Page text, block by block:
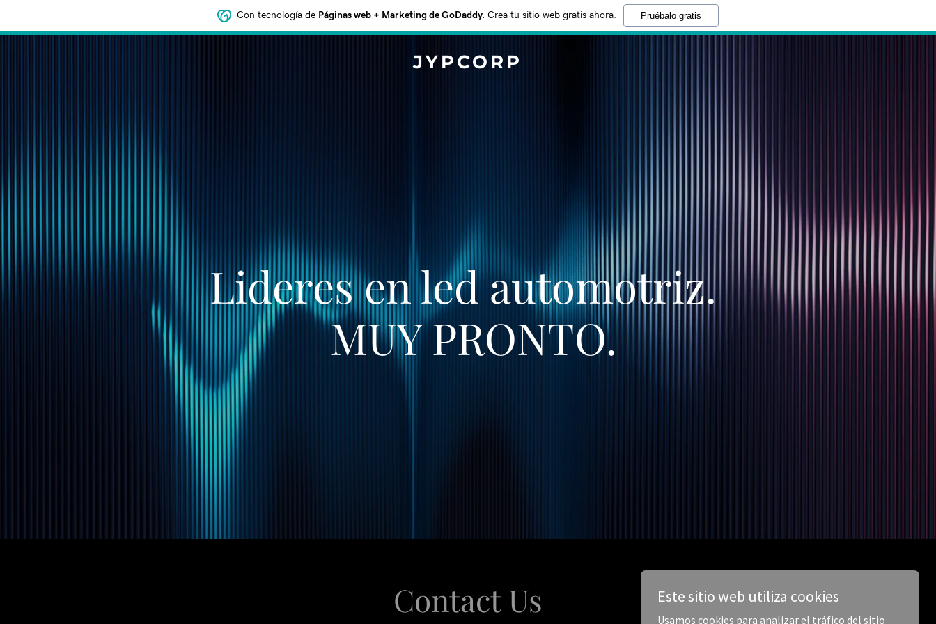
Con tecnología de Páginas web + Marketing de GoDaddy. Crea tu sitio web gratis ahora. Pruébalo gratis
JYPCORP
Lideres en led automotriz.
MUY PRONTO.
Contact Us Este sitio web utiliza cookies
Usamos cookies para analizar el tráfico del sitio